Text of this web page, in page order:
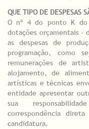
QUE TIPO DE DESPESAS
O nº 4 do ponto K
dotações orçamentais -
as despesas de
programação, como
remunerações de
alojamento, de
artísticas e técnicas
entidade apresentar
sua
correspondência
candidatura.